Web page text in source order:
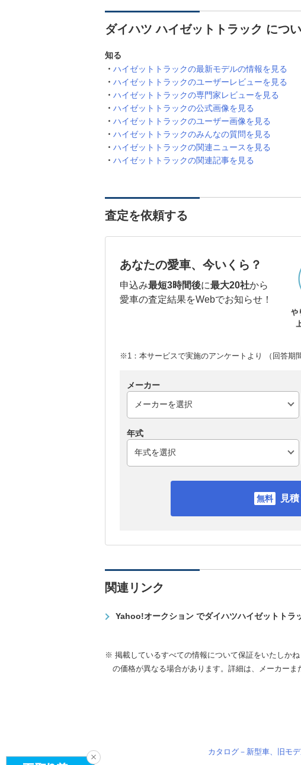
ダイハツ ハイゼットトラック につ
知る
ハイゼットトラックの最新モデルの情報を見る
ハイゼットトラックのユーザーレビューを見る
ハイゼットトラックの専門家レビューを見る
ハイゼットトラックの公式画像を見る
ハイゼットトラックのユーザー画像を見る
ハイゼットトラックのみんなの質問を見る
ハイゼットトラックの関連ニュースを見る
ハイゼットトラックの関連記事を見る
査定を依頼する
あなたの愛車、今いくら？
申込み最短3時間後に最大20社から
愛車の査定結果をWebでお知らせ！
※1：本サービスで実施のアンケートより （回答期
メーカー
年式
見
関連リンク
Yahoo!オークション でダイハツハイゼットトラ
※ 掲載しているすべての情報について保証をいたしか
の価格が異なる場合があります。詳細は、メーカーま
カタログ－新型車、旧モ